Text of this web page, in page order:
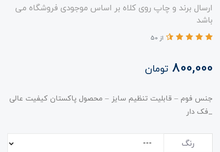
ارسال برند و چاپ روی کلاه بر اساس موجودی فروشگاه می
باشد
از 50
800,000 تومان
جنس فوم – قابلیت تنظیم سایز – محصول پاکستان کیفیت عالی
_فک دار
رنگ